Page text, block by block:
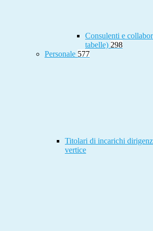
Consulenti e
tabelle) 298
Personale 577
Titolari di incarichi
vertice